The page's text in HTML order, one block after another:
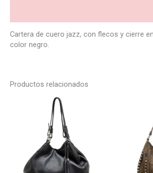
Cartera de cuero jazz, con flecos y cierre
color negro.
Productos relacionados